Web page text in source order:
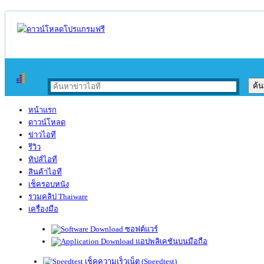
หน้าแรก
ดาวน์โหลด
ข่าวไอที
รีวิว
ทิปส์ไอที
สินค้าไอที
เช็ครอบหนัง
รวมคลิป Thaiware
เครื่องมือ
ซอฟต์แวร์
แอปพลิเคชันบนมือถือ
เช็คความเร็วเน็ต (Speedtest)